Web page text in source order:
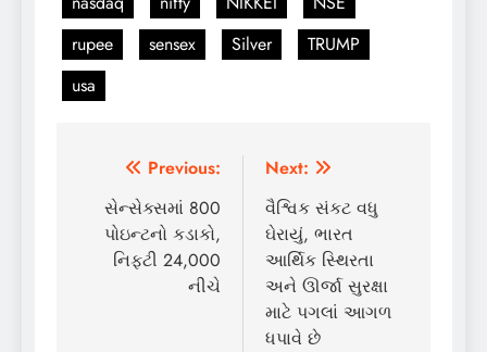
rupee
sensex Silver
TRUMP
usa
Post
navigation
Previous:
સેન્સેક્સમાં 800
પોઇન્ટનો કડાકો,
નિફ્ટી 24,000
નીચે
Next:
વૈશ્વિક સંકટ વધુ
ઘેરાયું, ભારત
આર્થિક સ્થિરતા
અને ઊર્જા સુરક્ષા
માટે પગલાં આગળ
ધપાવે છે